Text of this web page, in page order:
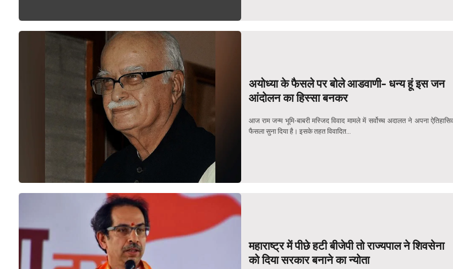
अयोध्या के फैसले पर बोले आडवाणी- धन्य हूं इस जन
आंदोलन का हिस्सा बनकर
आज राम जन्म भूमि-बाबरी मस्जिद विवाद मामले में सर्वोच्च अदालत ने अपना
फैसला सुना दिया है। इसके तहत विवादित...
महाराष्ट्र में पीछे हटी बीजेपी तो राज्यपाल ने शिवसेना
को दिया सरकार बनाने का न्योता